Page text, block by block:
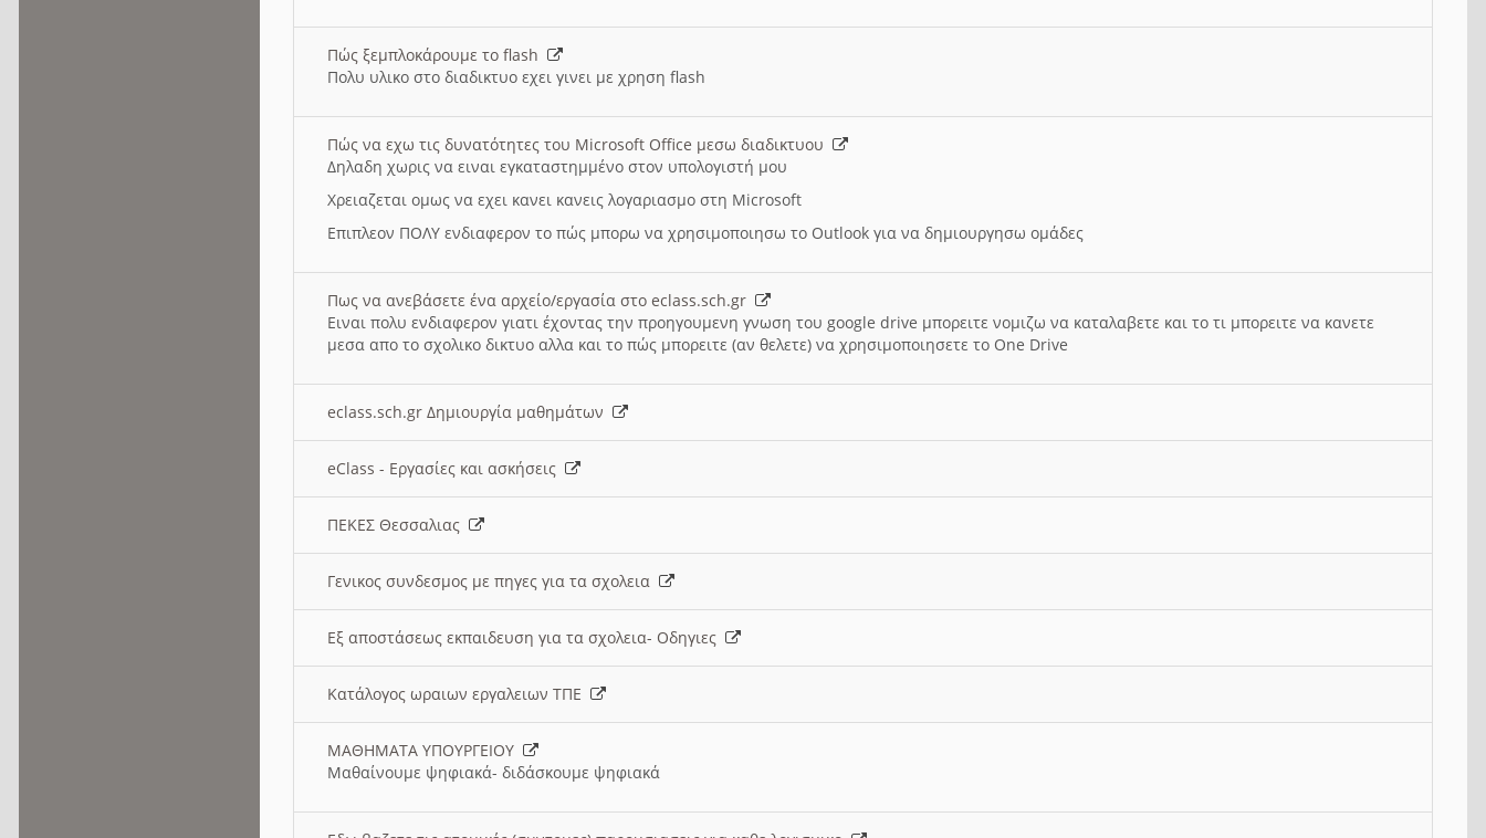
Πώς ξεμπλοκάρουμε το flash
Πολυ υλικο στο διαδικτυο εχει γινει με χρηση flash
Πώς να εχω τις δυνατότητες του Microsoft Office μεσω διαδικτυου
Δηλαδη χωρις να ειναι εγκαταστημμένο στον υπολογιστή μου
Χρειαζεται ομως να εχει κανει κανεις λογαριασμο στη Microsoft
Επιπλεον ΠΟΛΥ ενδιαφερον το πώς μπορω να χρησιμοποιησω το Outlook για να δημιουργησω ομάδες
Πως να ανεβάσετε ένα αρχείο/εργασία στο eclass.sch.gr
Ειναι πολυ ενδιαφερον γιατι έχοντας την προηγουμενη γνωση του google drive μπορειτε νομιζω να καταλαβετε και το τι μπορειτε να κανετε
μεσα απο το σχολικο δικτυο αλλα και το πώς μπορειτε (αν θελετε) να χρησιμοποιησετε το One Drive
eclass.sch.gr Δημιουργία μαθημάτων
eClass - Εργασίες και ασκήσεις
ΠΕΚΕΣ Θεσσαλιας
Γενικος συνδεσμος με πηγες για τα σχολεια
Εξ αποστάσεως εκπαιδευση για τα σχολεια- Οδηγιες
Κατάλογος ωραιων εργαλειων ΤΠΕ
ΜΑΘΗΜΑΤΑ ΥΠΟΥΡΓΕΙΟΥ
Μαθαίνουμε ψηφιακά- διδάσκουμε ψηφιακά